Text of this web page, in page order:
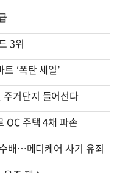
3위
‘폭탄 세일’
거단지 들어선다
OC 주택 4채 파손
배…메디케어 사기 유죄